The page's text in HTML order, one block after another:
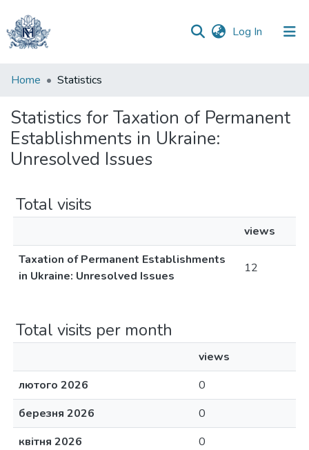
Log In (current)
Communities
Collections
All of DSpace
Home Statistics
Statistics for Taxation of Permanent
Establishments in Ukraine:
Unresolved Issues
Total visits
views
Taxation of Permanent Establishments
in Ukraine: Unresolved Issues
12
Total visits per month
views
лютого 2026
0
березня 2026
0
квітня 2026
0